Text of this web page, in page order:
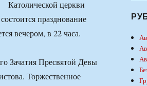
Католической церкви
празднование
вечером, в 22 часа.
Зачатия Пресвятой Девы
Торжественное